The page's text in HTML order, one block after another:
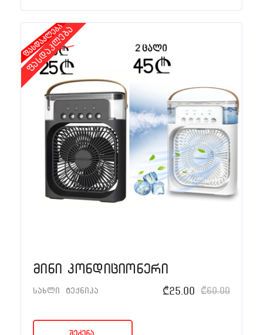
ფასდაკლება
მინი კონდიციონერი
სახლი ტექნიკა ₾60.00
₾25.00